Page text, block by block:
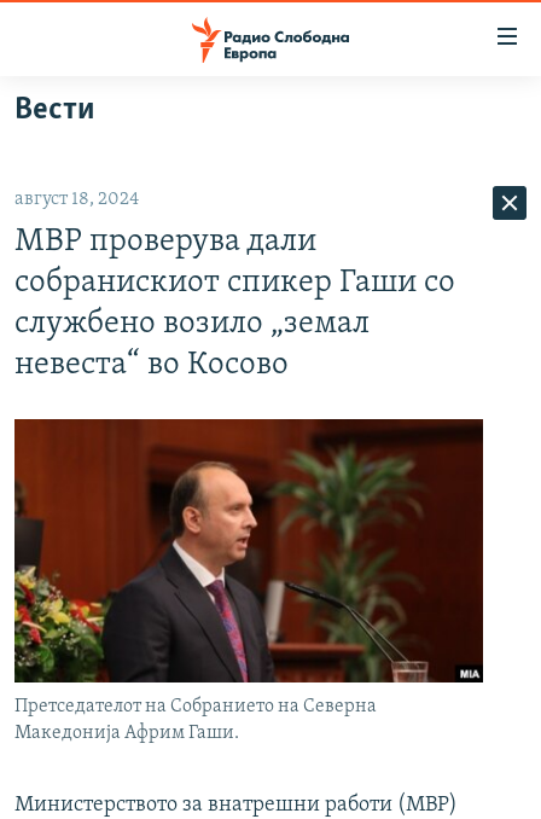
Оди
на
главната
навигација
Премини
на
пребарување
ВИЗУЕЛНО
ВЕСТИ
ШТО ТРЕБА ДА ЗНАЕТЕ
ПРИЈАВИ СЕ ЗА ЊУЗЛЕТЕР
РСЕ веб страници
Вести
август 18, 2024
МВР проверува дали
собранискиот спикер Гаши со
службено возило „земал
невеста“ во Косово
Претседателот на Собранието на Северна
Македонија Африм Гаши.
Министерството за внатрешни работи (МВР)